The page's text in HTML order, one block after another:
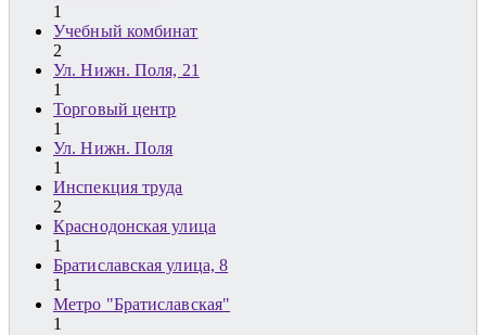
1
Учебный комбинат
2
Ул. Нижн. Поля, 21
1
Торговый центр
1
Ул. Нижн. Поля
1
Инспекция труда
2
Краснодонская улица
1
Братиславская улица, 8
1
Метро "Братиславская"
1